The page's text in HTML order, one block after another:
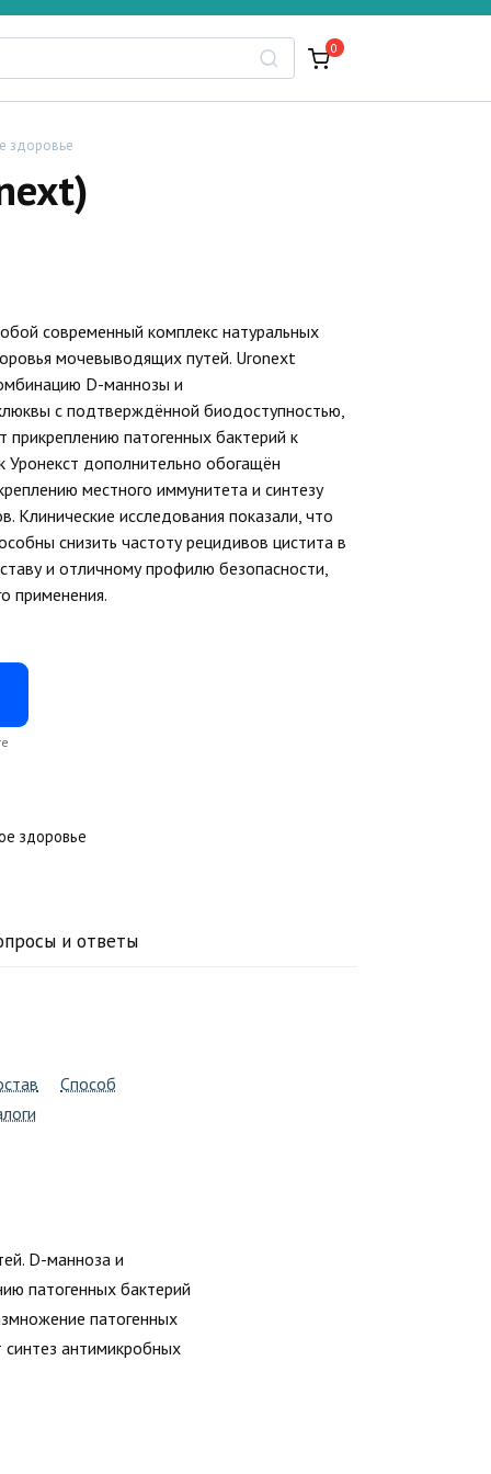
0
здоровье
современный комплекс натуральных
мочевыводящих путей. Uronext
D-маннозы и
с подтверждённой биодоступностью,
патогенных бактерий к
дополнительно обогащён
местного иммунитета и синтезу
Клинические исследования показали, что
снизить частоту рецидивов цистита в
и отличному профилю безопасности,
применения.
здоровье
и ответы
Способ
D-манноза и
патогенных бактерий
патогенных
синтез антимикробных